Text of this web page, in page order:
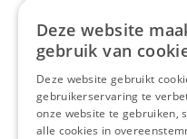
Deze website
gebruik van
Deze website gebruikt
gebruikerservaring te
onze website te gebruiken,
alle cookies in